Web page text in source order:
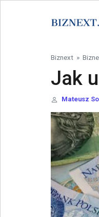
Biznext »
Jak
Mateusz